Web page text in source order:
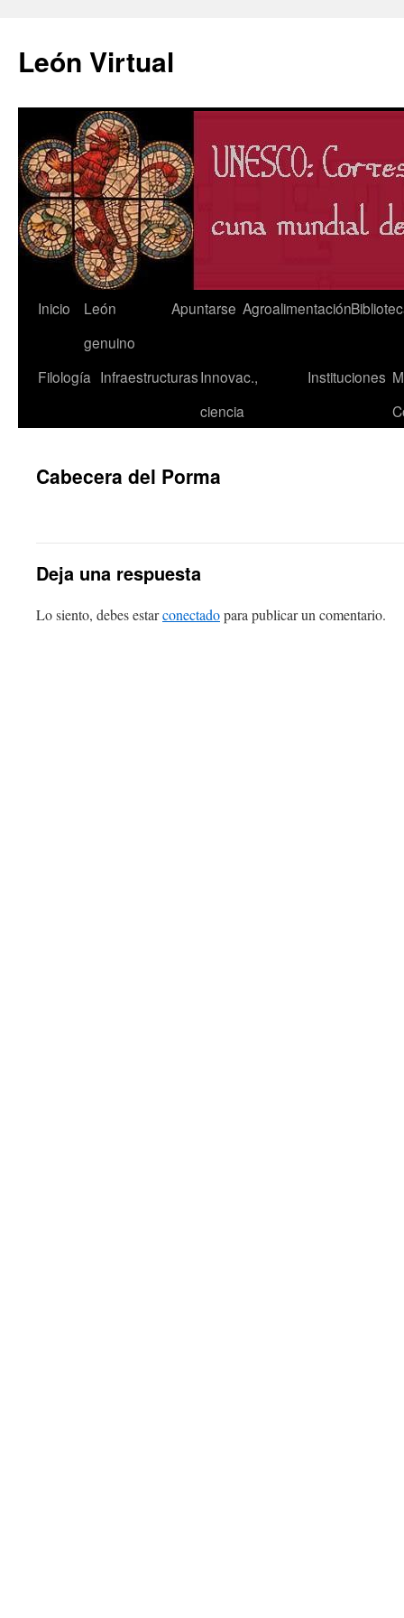
León Virtual
Saltar
contenido
Inicio
León
genuino
Apuntarse Agroalimentación
Filología InfraestructurasInnovac.,
ciencia
Instituciones
Cabecera del Porma
Deja una respuesta
Lo siento, debes estarconectadopara publicar un comentario.